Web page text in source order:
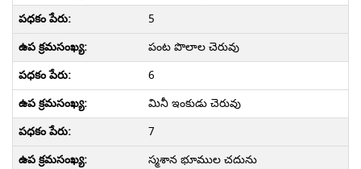
5
పంట పొలాల చెరువు
6
మినీ ఇంకుడు చెరువు
7
స్మశాన భూముల చదును